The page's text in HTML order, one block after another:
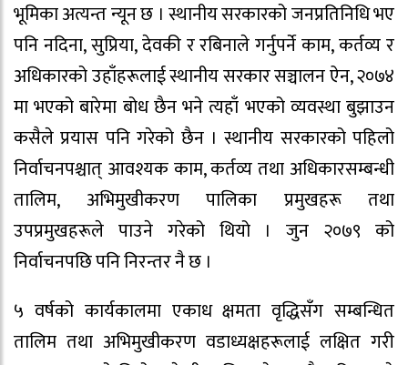
भूमिका अत्यन्त न्यून छ । स्थानीय सरकारको जनप्रतिनिधि भए
पनि नदिना, सुप्रिया, देवकी र रबिनाले गर्नुपर्ने काम, कर्तव्य र
अधिकारको उहाँहरूलाई स्थानीय सरकार सञ्चालन ऐन, २०७४
मा भएको बारेमा बोध छैन भने त्यहाँ भएको व्यवस्था बुझाउन
कसैले प्रयास पनि गरेको छैन । स्थानीय सरकारको पहिलो
निर्वाचनपश्चात् आवश्यक काम, कर्तव्य तथा अधिकारसम्बन्धी
तालिम, अभिमुखीकरण पालिका प्रमुखहरू तथा
उपप्रमुखहरूले पाउने गरेको थियो । जुन २०७९ को
निर्वाचनपछि पनि निरन्तर नै छ ।
५ वर्षको कार्यकालमा एकाध क्षमता वृद्धिसँग सम्बन्धित
तालिम तथा अभिमुखीकरण वडाध्यक्षहरूलाई लक्षित गरी